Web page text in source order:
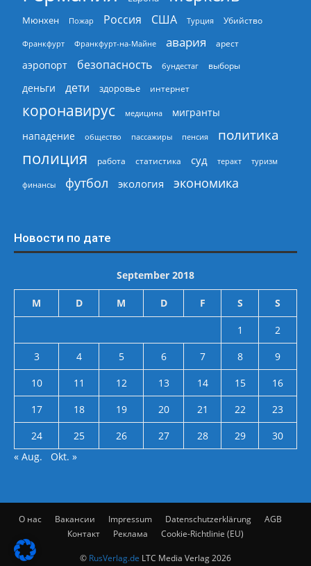
Мюнхен Пожар Россия США Турция Убийство
Франкфурт Франкфурт-на-Майне авария арест
аэропорт безопасность бундестаг выборы
деньги дети здоровье интернет
коронавирус медицина
мигранты
нападение
общество пассажиры пенсия политика
полиция работа статистика суд теракт туризм
финансы футбол экология экономика
Новости по дате
September 2018
M D M D F S S
1
2
3
4 5 6 7 8
9
10
11 12 13 14 15
16
17
18 19 20 21 22
23
24
25 26 27 28 29
30
« Aug.
Okt. »
О нас Вакансии Impressum Datenschutzerklärung
AGB
Контакт
Реклама Cookie-Richtlinie (EU)
© RusVerlag.de LTC Media Verlag 2026